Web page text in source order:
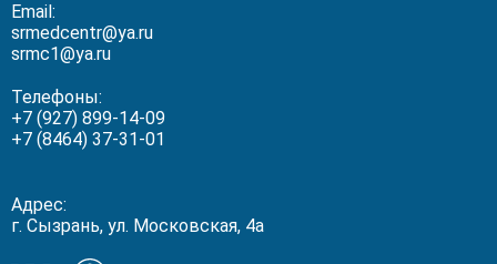
Email:
srmedcentr@ya.ru
srmc1@ya.ru
Телефоны:
+7 (927) 899-14-09
+7 (8464) 37-31-01
Адрес:
г. Сызрань, ул. Московская, 4а